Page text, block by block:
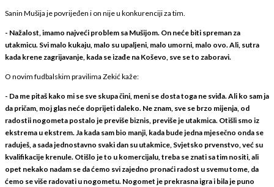
Sanin Mušija je povrijeđen i on nije u konkurenciji za tim.
- Nažalost, imamo najveći problem sa Mušijom. On neće biti spreman za
utakmicu. Svi malo kukaju, malo su upaljeni, malo umorni, malo ovo. Ali, sutra
kada krene zagrijavanje, kada se izađe na Koševo, sve se to zaboravi.
O novim fudbalskim pravilima Zekić kaže:
- Da me pitaš kako mi se sve skupa čini, meni se dosta toga ne sviđa. Ali ko sam ja
da pričam, moj glas neće doprijeti daleko. Ne znam, sve se brzo mijenja, od
radostii nogometa postalo je previše biznis, previše je utakmica. Otišli smo iz
ekstrema u ekstrem. Ja kada sam bio manji, kada bude jedna mjesečno onda se
raduješ, a sada jednostavno svaki dan su utakmice, Svjetsko prvenstvo, već su
kvalifikacije krenule. Otišlo je to u komercijalu, treba se znati sa tim nositi, ali
opet nekako nadam se da ćemo svi zajedno pronaći radost u svemu tome, da
ćemo se više radovati u nogometu. Nogomet je prekrasna igra i bila je puno